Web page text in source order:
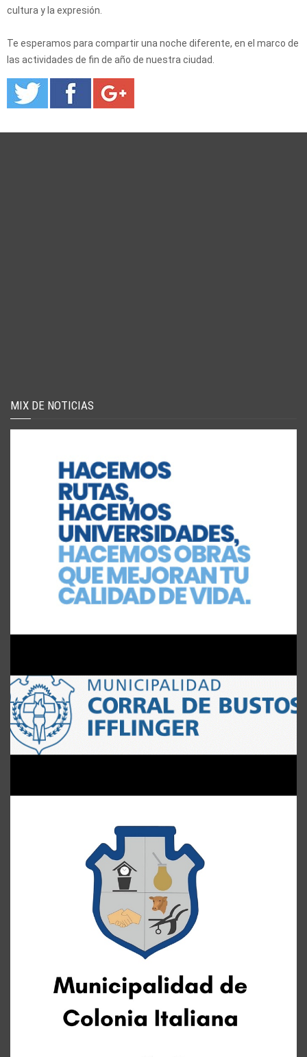
cultura y la expresión.
Te esperamos para compartir una noche diferente, en el marco de
las actividades de fin de año de nuestra ciudad.
MIX DE NOTICIAS